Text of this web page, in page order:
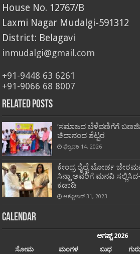
House No. 12767/B
Laxmi Nagar Mudalgi-591312
District: Belagavi
inmudalgi@gmail.com
+91-9448 63 6261
+91-9066 68 8007
Related Posts
‘ಸಮಾಜದ ಬೆಳೆವಣಿಗೆಗೆ
ಚಿದಾನಂದ ಶೆಟ್ಟರ
ಫೆಬ್ರವರಿ 14, 2026
ಕೇಂದ್ರ ರೈಲ್ವೆ ಬೋರ್ಡ
ಸಿನ್ಹಾ ಅವರಿಗೆ ಮನವಿ
ಕಡಾಡಿ
ಅಕ್ಟೋಬರ್ 31, 2023
Calendar
ಆಗಷ್ಟ್ 2026
ಸೋಮ
ಮಂಗಳ ಬುಧ ಗುರು